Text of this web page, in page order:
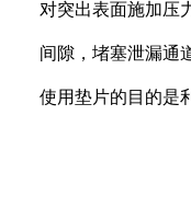
对突出表面施加压
间隙，堵塞泄漏通道
使用垫片的目的是